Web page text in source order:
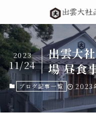
出雲大
場 昼食
2023
11/24
ブログ記事一覧 2023